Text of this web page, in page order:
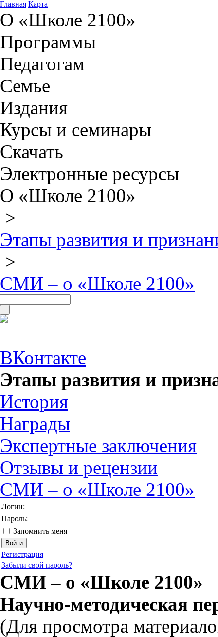
Главная Карта
О «Школе 2100»
Программы
Педагогам
Семье
Издания
Курсы и семинары
Скачать
Электронные ресурсы
О «Школе 2100»
>
Этапы развития и
>
СМИ – о «Школе 2100»
ВКонтакте
Этапы развития и
История
Награды
Экспертные заключения
Отзывы и рецензии
СМИ – о «Школе 2100»
Логин:
Пароль:
Запомнить меня
Регистрация
Забыли свой пароль?
СМИ – о «Школе 2100»
Научно-методическая
(Для просмотра